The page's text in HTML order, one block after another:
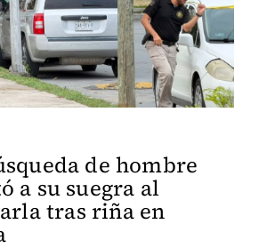
de hombre
a su suegra al
tras riña en